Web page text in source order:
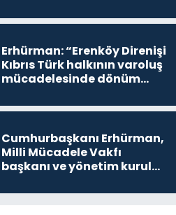
devam edeceğim’ dediği
Erhürman: “Erenköy Direnişi
Kıbrıs Türk halkının varoluş
mücadelesinde dönüm
Cumhurbaşkanı Erhürman,
Milli Mücadele Vakfı
başkanı ve yönetim kurulu